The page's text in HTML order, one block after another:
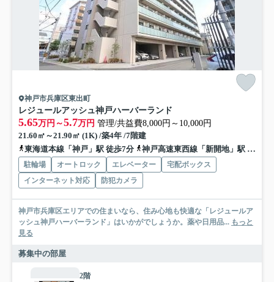
神戸市兵庫区東出町
レジュールアッシュ神戸ハーバーランド
5.65万円～5.7万円 管理/共益費8,000円～10,000円
21.60㎡～21.90㎡ (1K) /築4年 /7階建
東海道本線「神戸」駅 徒歩7分
神戸高速東西線「新開地」駅 徒歩10分
駐輪場 オートロック エレベーター
宅配ボックス
インターネット対応
防犯カメラ
神戸市兵庫区エリアでの住まいなら、住み心地も快適な「レジュールア
ッシュ神戸ハーバーランド」はいかがでしょうか。薬や日用品... もっと
見る
募集中の部屋
2階